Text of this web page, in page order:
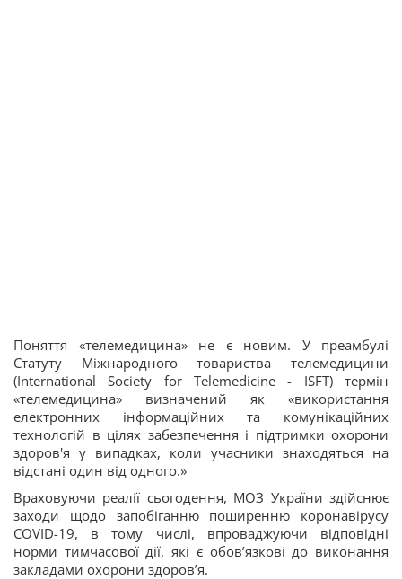
Поняття «телемедицина» не є новим. У преамбулі
Статуту Міжнародного товариства телемедицини
(International Society for Telemedicine - ISFT) термін
«телемедицина» визначений як «використання
електронних інформаційних та комунікаційних
технологій в цілях забезпечення і підтримки охорони
здоров'я у випадках, коли учасники знаходяться на
відстані один від одного.»
Враховуючи реалії сьогодення, МОЗ України здійснює
заходи щодо запобіганню поширенню коронавірусу
COVID-19, в тому числі, впроваджуючи відповідні
норми тимчасової дії, які є обов’язкові до виконання
закладами охорони здоров’я.